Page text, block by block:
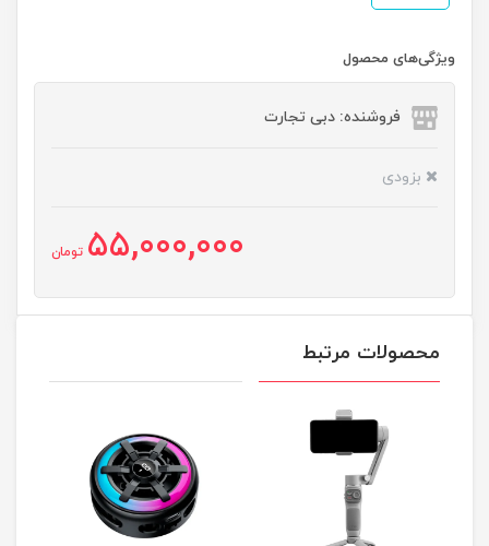
ویژگی‌های محصول
فروشنده: دبی تجارت
بزودی
55,000,000 تومان
محصولات مرتبط